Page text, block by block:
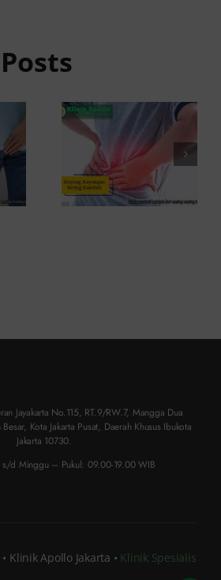
Kambuh
dan Cara
Atasinya
Jayakarta No.115, RT.9/RW.7, Mangga Dua
Kota Jakarta Pusat, Daerah Khusus Ibukota
Jakarta 10730.
s/d Minggu – Pukul: 09.00-19.00 WIB
Klinik Apollo Jakarta • Klinik Spesialis